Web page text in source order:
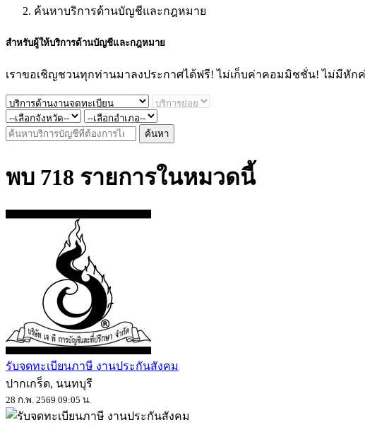
ค้นหาบริการด้านบัญชีและกฎหมาย
สำหรับผู้ให้บริการด้านบัญชีและกฎหมาย
เราขอเชิญชวนทุกท่านมาลงประกาศได้ฟรี! ไม่เก็บค่าคอมมิชชั่น! ไม่มีหัก
ค้นหา
พบ 718 รายการในหมวดนี้
รับจดทะเบียนภาษี งานประกันสังคม
ปากเกร็ด, นนทบุรี
28 ก.พ. 2569 09:05 น.